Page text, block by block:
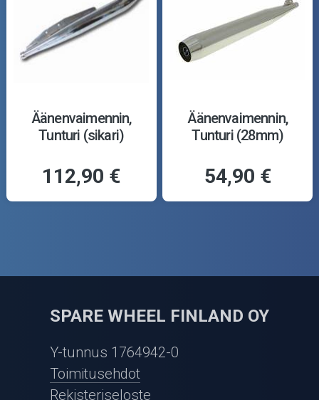
Äänenvaimennin,
Tunturi (sikari)
112,90 €
Äänenvaimennin,
Tunturi (28mm)
54,90 €
SPARE WHEEL FINLAND OY
Y-tunnus 1764942-0
Toimitusehdot
Rekisteriseloste